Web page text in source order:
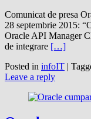
Comunicat de presa
28 septembrie 2015:
Oracle API Manager
de integrare […]
Posted in infoIT |
Leave a reply